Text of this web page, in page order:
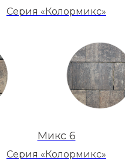
Серия «Колормикс»
Микс 6
Серия «Колормикс»